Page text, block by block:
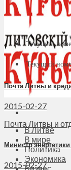
В Литве
В мире
Политика
Экономика
Текущий
Текущий
Почта Литвы и
2015-02-27
Почта Литвы и
Министр
2015-02-27